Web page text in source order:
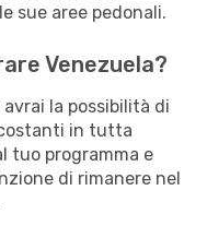
sue aree pedonali.
Venezuela?
la possibilità di
in tutta
tuo programma e
di rimanere nel